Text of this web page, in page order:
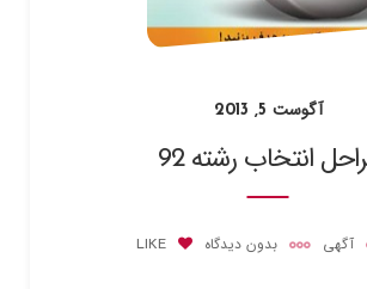
آگوست 5, 2013
انتخاب رشته 92
آگهی بدون دیدگاه LIKE